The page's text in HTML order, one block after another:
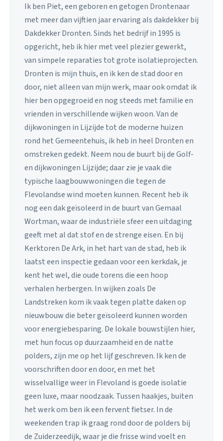
Ik ben Piet, een geboren en getogen Drontenaar
met meer dan vijftien jaar ervaring als dakdekker bij
Dakdekker Dronten. Sinds het bedrijf in 1995 is
opgericht, heb ik hier met veel plezier gewerkt,
van simpele reparaties tot grote isolatieprojecten.
Dronten is mijn thuis, en ik ken de stad door en
door, niet alleen van mijn werk, maar ook omdat ik
hier ben opgegroeid en nog steeds met familie en
vrienden in verschillende wijken woon. Van de
dijkwoningen in Lijzijde tot de moderne huizen
rond het Gemeentehuis, ik heb in heel Dronten en
omstreken gedekt. Neem nou de buurt bij de Golf-
en dijkwoningen Lijzijde; daar zie je vaak die
typische laagbouwwoningen die tegen de
Flevolandse wind moeten kunnen. Recent heb ik
nog een dak geïsoleerd in de buurt van Gemaal
Wortman, waar de industriële sfeer een uitdaging
geeft met al dat stof en de strenge eisen. En bij
Kerktoren De Ark, in het hart van de stad, heb ik
laatst een inspectie gedaan voor een kerkdak, je
kent het wel, die oude torens die een hoop
verhalen herbergen. In wijken zoals De
Landstreken kom ik vaak tegen platte daken op
nieuwbouw die beter geïsoleerd kunnen worden
voor energiebesparing. De lokale bouwstijlen hier,
met hun focus op duurzaamheid en de natte
polders, zijn me op het lijf geschreven. Ik ken de
voorschriften door en door, en met het
wisselvallige weer in Flevoland is goede isolatie
geen luxe, maar noodzaak. Tussen haakjes, buiten
het werk om ben ik een fervent fietser. In de
weekenden trap ik graag rond door de polders bij
de Zuiderzeedijk, waar je die frisse wind voelt en